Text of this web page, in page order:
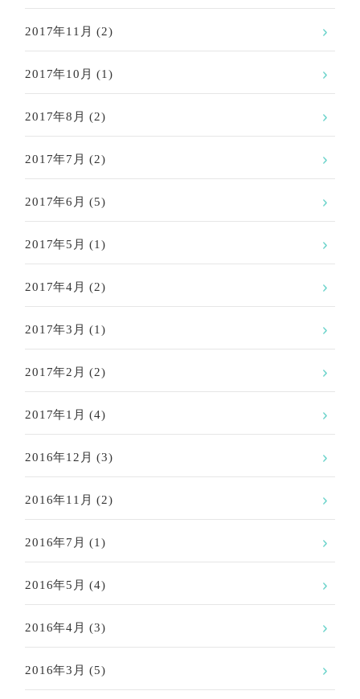
2017年11月 (2)
2017年10月 (1)
2017年8月 (2)
2017年7月 (2)
2017年6月 (5)
2017年5月 (1)
2017年4月 (2)
2017年3月 (1)
2017年2月 (2)
2017年1月 (4)
2016年12月 (3)
2016年11月 (2)
2016年7月 (1)
2016年5月 (4)
2016年4月 (3)
2016年3月 (5)